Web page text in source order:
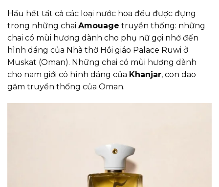
Hầu hết tất cả các loại nước hoa đều được đựng
trong những chai Amouage truyền thống: những
chai có mùi hương dành cho phụ nữ gợi nhớ đến
hình dáng của Nhà thờ Hồi giáo Palace Ruwi ở
Muskat (Oman). Những chai có mùi hương dành
cho nam giới có hình dáng của Khanjar, con dao
găm truyền thống của Oman.